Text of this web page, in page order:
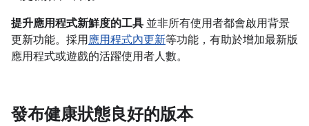
提升應用程式新鮮度的工具 並非所有使用者都會啟用背景
更新功能。採用應用程式內更新等功能，有助於增加最新版
應用程式或遊戲的活躍使用者人數。
發布健康狀態良好的版本